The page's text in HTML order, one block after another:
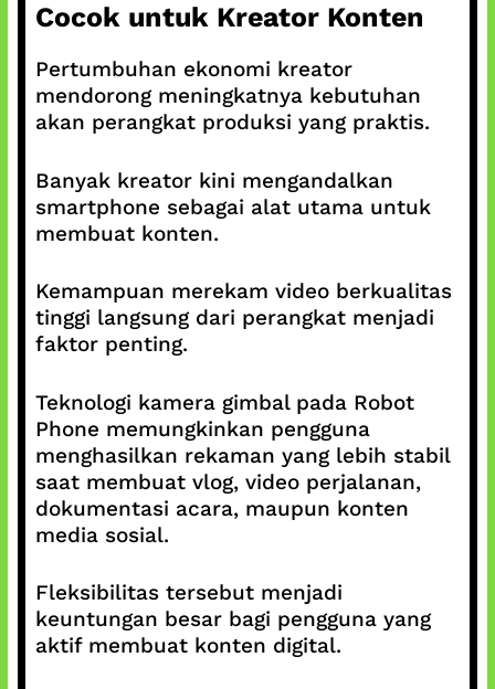
Cocok untuk Kreator Konten
Pertumbuhan ekonomi kreator
mendorong meningkatnya kebutuhan
akan perangkat produksi yang praktis.
Banyak kreator kini mengandalkan
smartphone sebagai alat utama untuk
membuat konten.
Kemampuan merekam video berkualitas
tinggi langsung dari perangkat menjadi
faktor penting.
Teknologi kamera gimbal pada Robot
Phone memungkinkan pengguna
menghasilkan rekaman yang lebih stabil
saat membuat vlog, video perjalanan,
dokumentasi acara, maupun konten
media sosial.
Fleksibilitas tersebut menjadi
keuntungan besar bagi pengguna yang
aktif membuat konten digital.